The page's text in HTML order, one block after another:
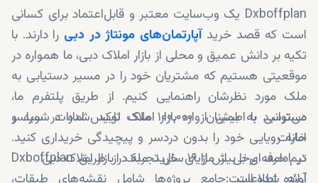
Dxboffplan یک وب‌سایت معتبر و قابل‌اعتماد برای کسانی
است که قصد خریدآپارتمان‌های مونتاژ در دبی را دارند. با
تکیه بر دانش عمیق و محلی از بازار املاک دبی، ما همواره در
موقعیتی هستیم که مشتریان خود را در مسیر دستیابی به
ملک مورد نظرشان راهنمایی کنیم. از طریق پلتفرم ما،
می‌توانید با اطمینان وارد بازار املاک لوکس امارات شوید و
خانه رویایی خود را بدون دردسر و پیچیدگی خریداری کنید.
در ادامه، برخی از مزایای خرید ملک از طریق Dxboffplan
دسترسی به بیش از ۱۰۰٬۰۰۰ ملک تایید شده در سراسر
امارات
تیم حرفه‌ای با بیش از ۱۶ سال تجربه در بازار املاک دبی